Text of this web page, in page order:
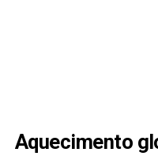
Aquecimento